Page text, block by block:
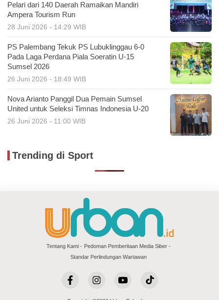
Pelari dari 140 Daerah Ramaikan Mandiri
Ampera Tourism Run
28 Juni 2026 - 14:29 WIB
PS Palembang Tekuk PS Lubuklinggau 6-0
Pada Laga Perdana Piala Soeratin U-15
Sumsel 2026
26 Juni 2026 - 18:49 WIB
Nova Arianto Panggil Dua Pemain Sumsel
United untuk Seleksi Timnas Indonesia U-20
26 Juni 2026 - 11:00 WIB
Trending di Sport
Tentang Kami
Pedoman Pemberitaan Media Siber
Standar Perlindungan Wartawan